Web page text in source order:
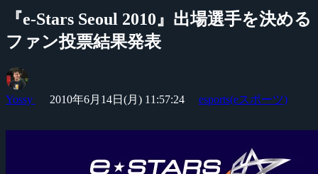
『e-Stars Seoul 2010』出場選手を決める
ファン投票結果発表
Yossy 2010年6月14日(月) 11:57:24 esports(eスポーツ)